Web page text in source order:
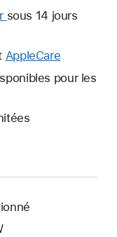
Une
fenêtre
sous 14 jours
AppleCare
nouvelle
pour les